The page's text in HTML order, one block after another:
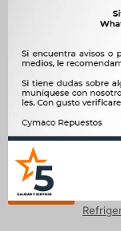
¿Qué es
líquido
23 oct 2019